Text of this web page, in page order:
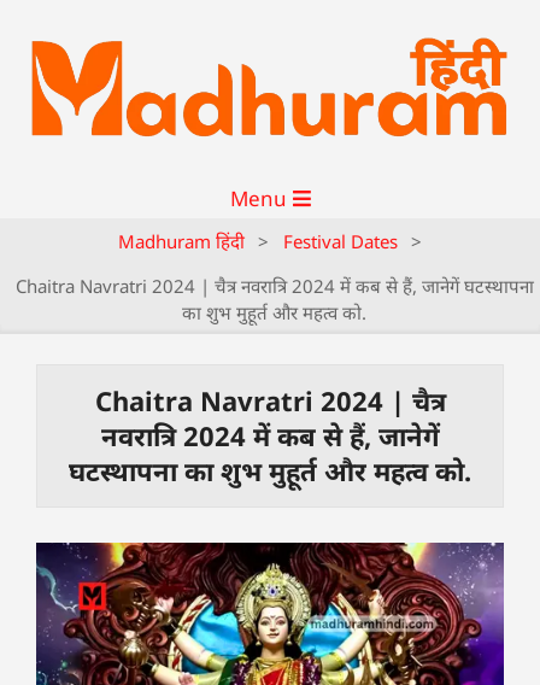
Menu
Madhuram हिंदी > Festival Dates >
Chaitra Navratri 2024 | चैत्र नवरात्रि 2024 में कब से हैं, जानेगें घटस्थापना
का शुभ मुहूर्त और महत्व को.
Chaitra Navratri 2024 | चैत्र
नवरात्रि 2024 में कब से हैं, जानेगें
घटस्थापना का शुभ मुहूर्त और महत्व को.